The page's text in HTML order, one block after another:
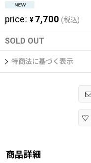
price: ¥ 7,700 (税込)
SOLD OUT
特商法に基づく表示
商品詳細